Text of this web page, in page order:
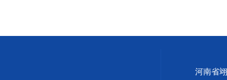
河南省